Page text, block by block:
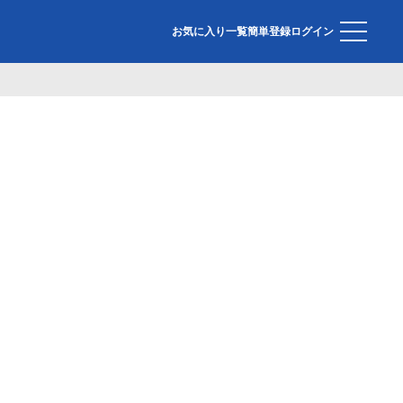
お気に入り一覧簡単登録ログイン